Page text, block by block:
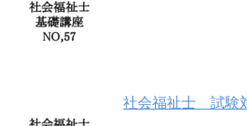
社会福祉士 試験